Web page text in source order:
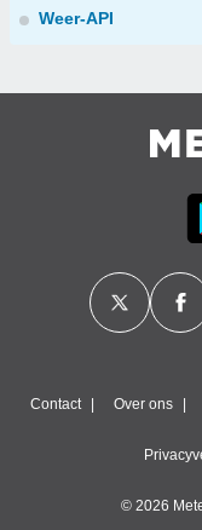
Weer-API
Contact Over ons
© 2026